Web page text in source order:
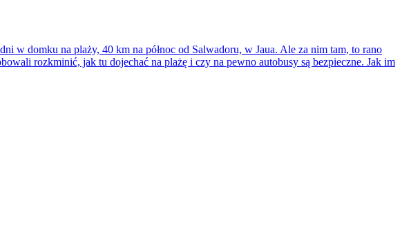
w domku na plaży, 40 km na północ od Salwadoru, w Jaua. Ale za nim tam, to rano
rozkminić, jak tu dojechać na plażę i czy na pewno autobusy są bezpieczne. Jak im